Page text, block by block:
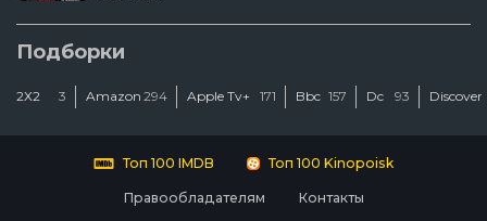
Подборки
2Х2 3 Amazon 294 Apple Tv+ 171 Bbc 157 Dc 93
Топ 100 IMDB Топ 100 Kinopoisk
Правообладателям Контакты